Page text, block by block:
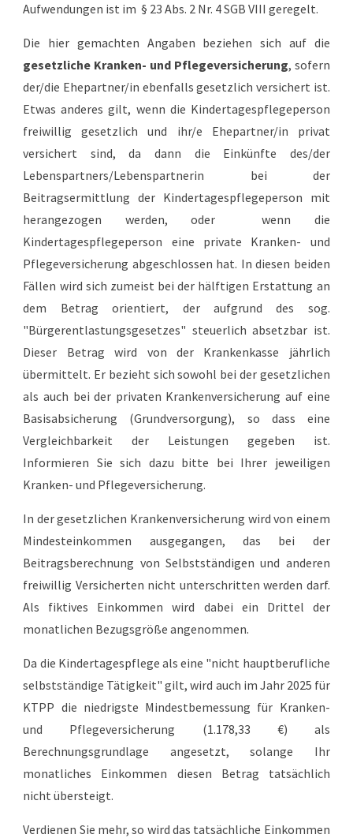
Aufwendungen ist im § 23 Abs. 2 Nr. 4 SGB VIII geregelt.
Die hier gemachten Angaben beziehen sich auf die
gesetzliche Kranken- und Pflegeversicherung, sofern
der/die Ehepartner/in ebenfalls gesetzlich versichert ist.
Etwas anderes gilt, wenn die Kindertagespflegeperson
freiwillig gesetzlich und ihr/e Ehepartner/in privat
versichert sind, da dann die Einkünfte des/der
Lebenspartners/Lebenspartnerin bei der
Beitragsermittlung der Kindertagespflegeperson mit
herangezogen werden, oder wenn die
Kindertagespflegeperson eine private Kranken- und
Pflegeversicherung abgeschlossen hat. In diesen beiden
Fällen wird sich zumeist bei der hälftigen Erstattung an
dem Betrag orientiert, der aufgrund des sog.
"Bürgerentlastungsgesetzes" steuerlich absetzbar ist.
Dieser Betrag wird von der Krankenkasse jährlich
übermittelt. Er bezieht sich sowohl bei der gesetzlichen
als auch bei der privaten Krankenversicherung auf eine
Basisabsicherung (Grundversorgung), so dass eine
Vergleichbarkeit der Leistungen gegeben ist.
Informieren Sie sich dazu bitte bei Ihrer jeweiligen
Kranken- und Pflegeversicherung.
In der gesetzlichen Krankenversicherung wird von einem
Mindesteinkommen ausgegangen, das bei der
Beitragsberechnung von Selbstständigen und anderen
freiwillig Versicherten nicht unterschritten werden darf.
Als fiktives Einkommen wird dabei ein Drittel der
monatlichen Bezugsgröße angenommen.
Da die Kindertagespflege als eine "nicht hauptberufliche
selbstständige Tätigkeit" gilt, wird auch im Jahr 2025 für
KTPP die niedrigste Mindestbemessung für Kranken-
und Pflegeversicherung (1.178,33 €) als
Berechnungsgrundlage angesetzt, solange Ihr
monatliches Einkommen diesen Betrag tatsächlich
nicht übersteigt.
Verdienen Sie mehr, so wird das tatsächliche Einkommen